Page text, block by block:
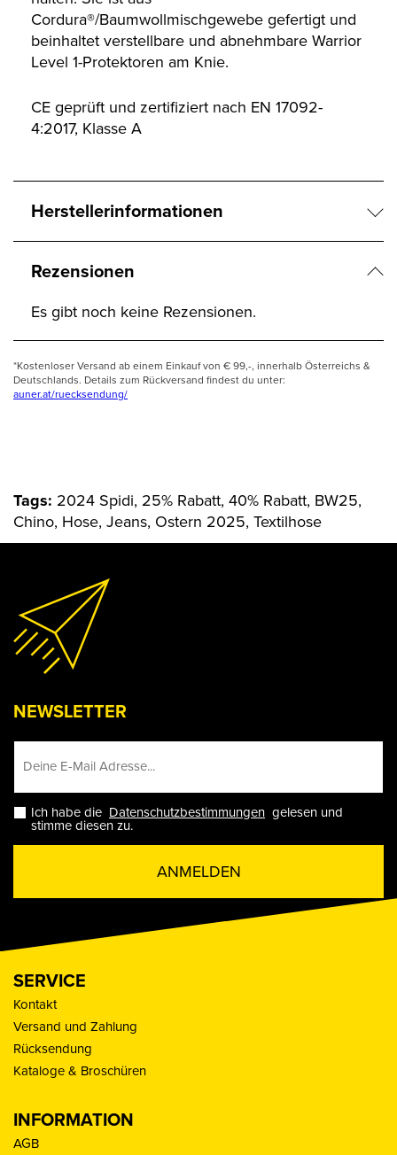
Cordura®/Baumwollmischgewebe gefertigt und
beinhaltet verstellbare und abnehmbare Warrior
Level 1-Protektoren am Knie.
CE geprüft und zertifiziert nach EN 17092-
4:2017, Klasse A
Herstellerinformationen
Rezensionen
Es gibt noch keine Rezensionen.
*Kostenloser Versand ab einem Einkauf von € 99,-, innerhalb Österreichs &
Deutschlands. Details zum Rückversand findest du unter:
auner.at/ruecksendung/
Tags: 2024 Spidi, 25% Rabatt, 40% Rabatt, BW25,
Chino, Hose, Jeans, Ostern 2025, Textilhose
NEWSLETTER
Ich habe die Datenschutzbestimmungen gelesen und
stimme diesen zu.
ANMELDEN
SERVICE
Kontakt
Versand und Zahlung
Rücksendung
Kataloge & Broschüren
INFORMATION
AGB